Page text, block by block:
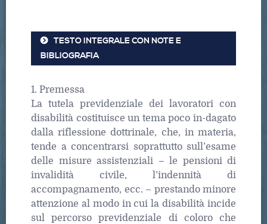
TESTO INTEGRALE CON NOTE E
BIBLIOGRAFIA
1. Premessa
La tutela previdenziale dei lavoratori con
disabilità costituisce un tema poco in-dagato
dalla riflessione dottrinale, che, in materia,
tende a concentrarsi soprattutto sull’esame
delle misure assistenziali – le pensioni di
invalidità civile, l’indennità di
accompagnamento, ecc. – prestando minore
attenzione al modo in cui la disabilità incide
sul percorso previdenziale di coloro che